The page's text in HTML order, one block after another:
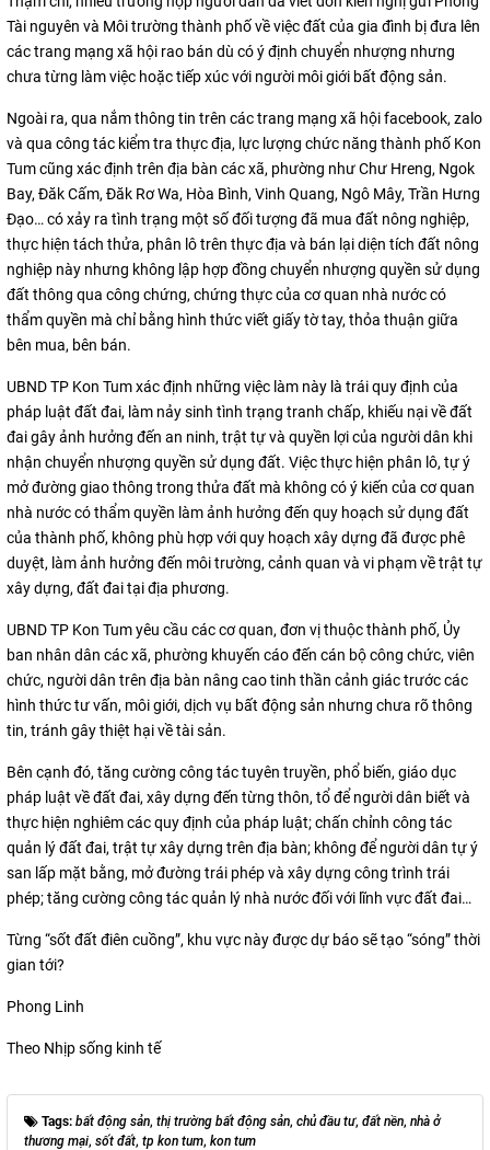
Tài nguyên và Môi trường thành phố về việc đất của gia đình bị đưa lên
các trang mạng xã hội rao bán dù có ý định chuyển nhượng nhưng
chưa từng làm việc hoặc tiếp xúc với người môi giới bất động sản.
Ngoài ra, qua nắm thông tin trên các trang mạng xã hội facebook, zalo
và qua công tác kiểm tra thực địa, lực lượng chức năng thành phố Kon
Tum cũng xác định trên địa bàn các xã, phường như Chư Hreng, Ngok
Bay, Đăk Cấm, Đăk Rơ Wa, Hòa Bình, Vinh Quang, Ngô Mây, Trần Hưng
Đạo… có xảy ra tình trạng một số đối tượng đã mua đất nông nghiệp,
thực hiện tách thửa, phân lô trên thực địa và bán lại diện tích đất nông
nghiệp này nhưng không lập hợp đồng chuyển nhượng quyền sử dụng
đất thông qua công chứng, chứng thực của cơ quan nhà nước có
thẩm quyền mà chỉ bằng hình thức viết giấy tờ tay, thỏa thuận giữa
bên mua, bên bán.
UBND TP Kon Tum xác định những việc làm này là trái quy định của
pháp luật đất đai, làm nảy sinh tình trạng tranh chấp, khiếu nại về đất
đai gây ảnh hưởng đến an ninh, trật tự và quyền lợi của người dân khi
nhận chuyển nhượng quyền sử dụng đất. Việc thực hiện phân lô, tự ý
mở đường giao thông trong thửa đất mà không có ý kiến của cơ quan
nhà nước có thẩm quyền làm ảnh hưởng đến quy hoạch sử dụng đất
của thành phố, không phù hợp với quy hoạch xây dựng đã được phê
duyệt, làm ảnh hưởng đến môi trường, cảnh quan và vi phạm về trật tự
xây dựng, đất đai tại địa phương.
UBND TP Kon Tum yêu cầu các cơ quan, đơn vị thuộc thành phố, Ủy
ban nhân dân các xã, phường khuyến cáo đến cán bộ công chức, viên
chức, người dân trên địa bàn nâng cao tinh thần cảnh giác trước các
hình thức tư vấn, môi giới, dịch vụ bất động sản nhưng chưa rõ thông
tin, tránh gây thiệt hại về tài sản.
Bên cạnh đó, tăng cường công tác tuyên truyền, phổ biến, giáo dục
pháp luật về đất đai, xây dựng đến từng thôn, tổ để người dân biết và
thực hiện nghiêm các quy định của pháp luật; chấn chỉnh công tác
quản lý đất đai, trật tự xây dựng trên địa bàn; không để người dân tự ý
san lấp mặt bằng, mở đường trái phép và xây dựng công trình trái
phép; tăng cường công tác quản lý nhà nước đối với lĩnh vực đất đai…
Từng “sốt đất điên cuồng”, khu vực này được dự báo sẽ tạo “sóng” thời
gian tới?
Phong Linh
Theo Nhịp sống kinh tế
Tags: bất động sản, thị trường bất động sản, chủ đầu tư, đất nền, nhà ở
thương mại, sốt đất, tp kon tum, kon tum